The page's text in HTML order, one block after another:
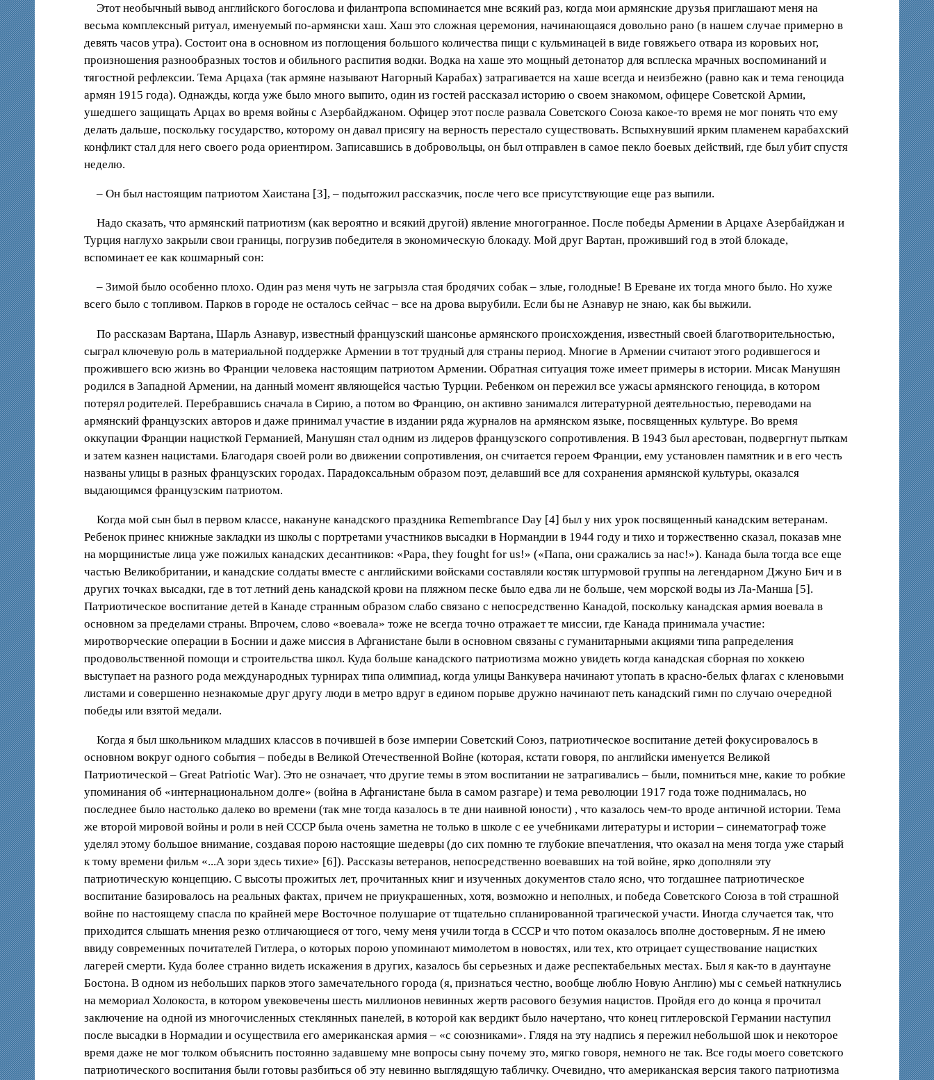
Этот необычный вывод английского богослова и филантропа вспоминается мне всякий раз, когда мои армянские друзья приглашают меня на
весьма комплексный ритуал, именуемый по-армянски хаш. Хаш это сложная церемония, начинающаяся довольно рано (в нашем случае примерно в
девять часов утра). Состоит она в основном из поглощения большого количества пищи с кульминацей в виде говяжьего отвара из коровьих ног,
произношения разнообразных тостов и обильного распития водки. Водка на хаше это мощный детонатор для всплеска мрачных воспоминаний и
тягостной рефлексии. Тема Арцаха (так армяне называют Нагорный Карабах) затрагивается на хаше всегда и неизбежно (равно как и тема геноцида
армян 1915 года). Однажды, когда уже было много выпито, один из гостей рассказал историю о своем знакомом, офицере Советской Армии,
ушедшего защищать Арцах во время войны с Азербайджаном. Офицер этот после развала Советского Союза какое-то время не мог понять что ему
делать дальше, поскольку государство, которому он давал присягу на верность перестало существовать. Вспыхнувший ярким пламенем карабахский
конфликт стал для него своего рода ориентиром. Записавшись в добровольцы, он был отправлен в самое пекло боевых действий, где был убит спустя
неделю.
– Он был настоящим патриотом Хаистана [3], – подытожил рассказчик, после чего все присутствующие еще раз выпили.
Надо сказать, что армянский патриотизм (как вероятно и всякий другой) явление многогранное. После победы Армении в Арцахе Азербайджан и
Турция наглухо закрыли свои границы, погрузив победителя в экономическую блокаду. Мой друг Вартан, проживший год в этой блокаде,
вспоминает ее как кошмарный сон:
– Зимой было особенно плохо. Один раз меня чуть не загрызла стая бродячих собак – злые, голодные! В Ереване их тогда много было. Но хуже
всего было с топливом. Парков в городе не осталось сейчас – все на дрова вырубили. Если бы не Азнавур не знаю, как бы выжили.
По рассказам Вартана, Шарль Азнавур, известный французский шансонье армянского происхождения, известный своей благотворительностью,
сыграл ключевую роль в материальной поддержке Армении в тот трудный для страны период. Многие в Армении считают этого родившегося и
прожившего всю жизнь во Франции человека настоящим патриотом Армении. Обратная ситуация тоже имеет примеры в истории. Мисак Манушян
родился в Западной Армении, на данный момент являющейся частью Турции. Ребенком он пережил все ужасы армянского геноцида, в котором
потерял родителей. Перебравшись сначала в Сирию, а потом во Францию, он активно занимался литературной деятельностью, переводами на
армянский французских авторов и даже принимал участие в издании ряда журналов на армянском языке, посвященных культуре. Во время
оккупации Франции нацисткой Германией, Манушян стал одним из лидеров французского сопротивления. В 1943 был арестован, подвергнут пыткам
и затем казнен нацистами. Благодаря своей роли во движении сопротивления, он считается героем Франции, ему установлен памятник и в его честь
названы улицы в разных французских городах. Парадоксальным образом поэт, делавший все для сохранения армянской культуры, оказался
выдающимся французским патриотом.
Когда мой сын был в первом классе, накануне канадского праздника Remembrance Day [4] был у них урок посвященный канадским ветеранам.
Ребенок принес книжные закладки из школы с портретами участников высадки в Нормандии в 1944 году и тихо и торжественно сказал, показав мне
на морщинистые лица уже пожилых канадских десантников: «Papa, they fought for us!» («Папа, они сражались за нас!»). Канада была тогда все еще
частью Великобритании, и канадские солдаты вместе с английскими войсками составляли костяк штурмовой группы на легендарном Джуно Бич и в
других точках высадки, где в тот летний день канадской крови на пляжном песке было едва ли не больше, чем морской воды из Ла-Манша [5].
Патриотическое воспитание детей в Канаде странным образом слабо связано с непосредственно Канадой, поскольку канадская армия воевала в
основном за пределами страны. Впрочем, слово «воевала» тоже не всегда точно отражает те миссии, где Канада принимала участие:
миротворческие операции в Боснии и даже миссия в Афганистане были в основном связаны с гуманитарными акциями типа рапределения
продовольственной помощи и строительства школ. Куда больше канадского патриотизма можно увидеть когда канадская сборная по хоккею
выступает на разного рода международных турнирах типа олимпиад, когда улицы Ванкувера начинают утопать в красно-белых флагах с кленовыми
листами и совершенно незнакомые друг другу люди в метро вдруг в едином порыве дружно начинают петь канадский гимн по случаю очередной
победы или взятой медали.
Когда я был школьником младших классов в почившей в бозе империи Советский Союз, патриотическое воспитание детей фокусировалось в
основном вокруг одного события – победы в Великой Отечественной Войне (которая, кстати говоря, по английски именуется Великой
Патриотической – Great Patriotic War). Это не означает, что другие темы в этом воспитании не затрагивались – были, помниться мне, какие то робкие
упоминания об «интернациональном долге» (война в Афганистане была в самом разгаре) и тема революции 1917 года тоже поднималась, но
последнее было настолько далеко во времени (так мне тогда казалось в те дни наивной юности) , что казалось чем-то вроде античной истории. Тема
же второй мировой войны и роли в ней СССР была очень заметна не только в школе с ее учебниками литературы и истории – синематограф тоже
уделял этому большое внимание, создавая порою настоящие шедевры (до сих помню те глубокие впечатления, что оказал на меня тогда уже старый
к тому времени фильм «...А зори здесь тихие» [6]). Рассказы ветеранов, непосредственно воевавших на той войне, ярко дополняли эту
патриотическую концепцию. С высоты прожитых лет, прочитанных книг и изученных документов стало ясно, что тогдашнее патриотическое
воспитание базировалось на реальных фактах, причем не приукрашенных, хотя, возможно и неполных, и победа Советского Союза в той страшной
войне по настоящему спасла по крайней мере Восточное полушарие от тщательно спланированной трагической участи. Иногда случается так, что
приходится слышать мнения резко отличающиеся от того, чему меня учили тогда в СССР и что потом оказалось вполне достоверным. Я не имею
ввиду современных почитателей Гитлера, о которых порою упоминают мимолетом в новостях, или тех, кто отрицает существование нацистких
лагерей смерти. Куда более странно видеть искажения в других, казалось бы серьезных и даже респектабельных местах. Был я как-то в даунтауне
Бостона. В одном из небольших парков этого замечательного города (я, признаться честно, вообще люблю Новую Англию) мы с семьей наткнулись
на мемориал Холокоста, в котором увековечены шесть миллионов невинных жертв расового безумия нацистов. Пройдя его до конца я прочитал
заключение на одной из многочисленных стеклянных панелей, в которой как вердикт было начертано, что конец гитлеровской Германии наступил
после высадки в Нормадии и осуществила его американская армия – «с союзниками». Глядя на эту надпись я пережил небольшой шок и некоторое
время даже не мог толком объяснить постоянно задавшему мне вопросы сыну почему это, мягко говоря, немного не так. Все годы моего советского
патриотического воспитания были готовы разбиться об эту невинно выглядящую табличку. Очевидно, что американская версия такого патриотизма